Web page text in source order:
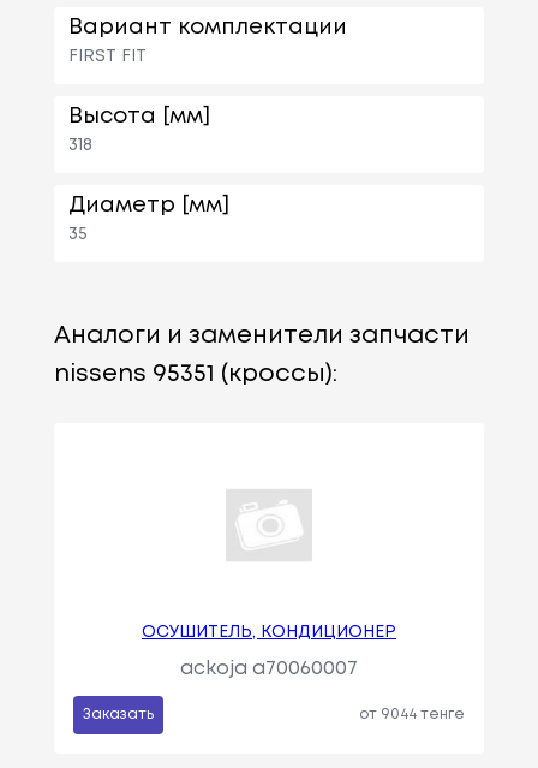
Вариант комплектации
FIRST FIT
Высота [мм]
318
Диаметр [мм]
35
Аналоги и заменители запчасти
nissens 95351 (кроссы):
ОСУШИТЕЛЬ, КОНДИЦИОНЕР
ackoja a70060007
Заказать от 9044 тенге